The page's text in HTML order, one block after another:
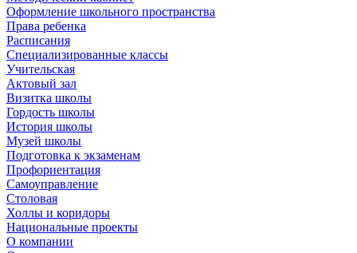
Оформление школьного пространства
Права ребенка
Расписания
Специализированные классы
Учительская
Актовый зал
Визитка школы
Гордость школы
История школы
Музей школы
Подготовка к экзаменам
Профориентация
Самоуправление
Столовая
Холлы и коридоры
Национальные проекты
О компании